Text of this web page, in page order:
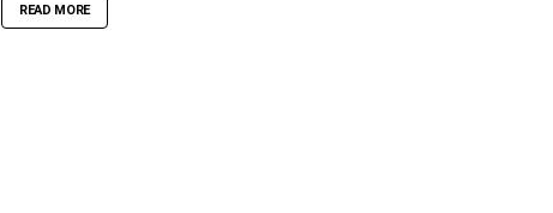
READ MORE